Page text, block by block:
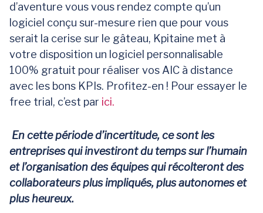
d’aventure vous vous rendez compte qu’un
logiciel conçu sur-mesure rien que pour vous
serait la cerise sur le gâteau, Kpitaine met à
votre disposition un logiciel personnalisable
100% gratuit pour réaliser vos AIC à distance
avec les bons KPIs. Profitez-en ! Pour essayer le
free trial, c’est par ici.
En cette période d’incertitude, ce sont les
entreprises qui investiront du temps sur l’humain
et l’organisation des équipes qui récolteront des
collaborateurs plus impliqués, plus autonomes et
plus heureux.